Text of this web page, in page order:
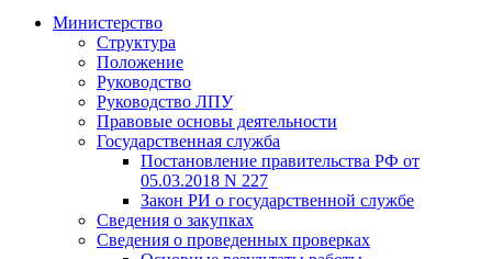
Министерство
Структура
Положение
Руководство
Руководство ЛПУ
Правовые основы деятельности
Государственная служба
Постановление правительства РФ от
05.03.2018 N 227
Закон РИ о государственной службе
Сведения о закупках
Сведения о проведенных проверках